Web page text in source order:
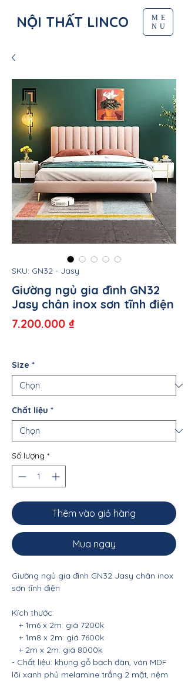
NỘI THẤT LINCO
ME
NU
SKU: GN32 - Jasy
Giường ngủ gia đình GN32
Jasy chân inox sơn tĩnh điện
7.200.000 ₫Giá
Size *
Chất liệu *
Số lượng *
Thêm vào giỏ hàng
Mua ngay
Giường ngủ gia đình GN32 Jasy chân inox
sơn tĩnh điện
Kích thước:
+ 1m6 x 2m: giá 7200k
+ 1m8 x 2m: giá 7600k
+ 2m x 2m: giá 8000k
- Chất liệu: khung gỗ bạch đàn, ván MDF
lõi xanh phủ melamine trắng 2 mặt, nệm